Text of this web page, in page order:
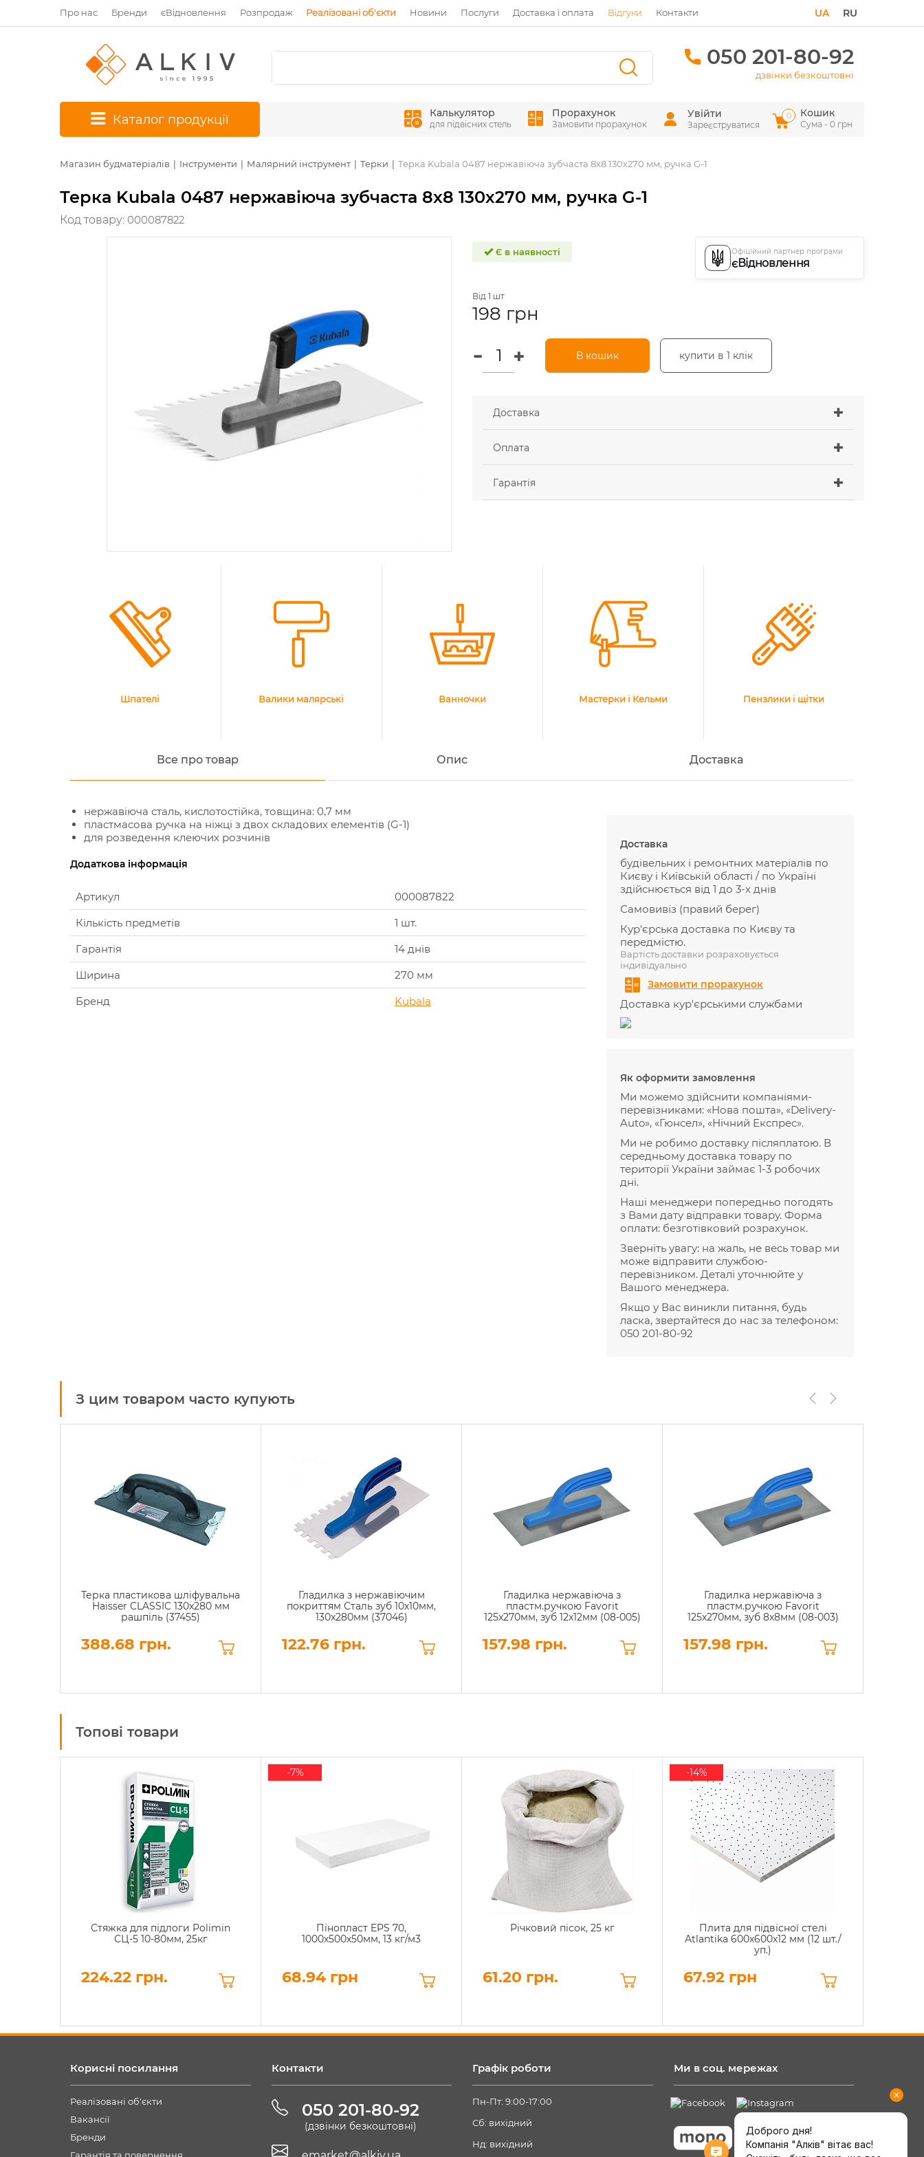
Про нас Бренди єВідновлення Розпродаж Реалізовані об'єкти Новини Послуги Доставка і оплата Відгуки Контакти RU
UA
050 201-80-92
дзвінки безкоштовні
Каталог продукції Калькулятор
для підвісних стель
Прорахунок
Замовити прорахунок
Увійти
Зареєструватися
Кошик
Сума - 0 грн
0
Магазин будматеріалів Інструменти Малярний інструмент Терки Терка Kubala 0487 нержавіюча зубчаста 8x8 130х270 мм, ручка G-1
Терка Kubala 0487 нержавіюча зубчаста 8x8 130х270 мм, ручка G-1
Код товару: 000087822
Є в наявності Офіційний партнер програми
єВідновлення
Від 1 шт
198 грн
В кошик купити в 1 клік
Доставка
Оплата
Гарантія
Шпателі Валики малярські Ванночки Мастерки і Кельми Пензлики і щітки
Все про товар Опис Доставка
нержавіюча сталь, кислотостійка, товщина: 0,7 мм
пластмасова ручка на ніжці з двох складових елементів (G-1)
для розведення клеючих розчинів
Додаткова інформація
Артикул
000087822
Кількість предметів
1 шт.
Гарантія
14 днів
Ширина
270 мм
Бренд
Kubala
Доставка
будівельних і ремонтних матеріалів по
Києву і Київській області / по Україні
здійснюється від 1 до 3-х днів
Самовивіз (правий берег)
Кур'єрська доставка по Києву та
передмістю.
Вартість доставки розраховується
індивідуально
Замовити прорахунок
Доставка кур'єрськими службами
Як оформити замовлення
Ми можемо здійснити компаніями-
перевізниками: «Нова пошта», «Delivery-
Auto», «Гюнсел», «Нічний Експрес».
Ми не робимо доставку післяплатою. В
середньому доставка товару по
території України займає 1-3 робочих
дні.
Наші менеджери попередньо погодять
з Вами дату відправки товару. Форма
оплати: безготівковий розрахунок.
Зверніть увагу: на жаль, не весь товар ми
може відправити службою-
перевізником. Деталі уточнюйте у
Вашого менеджера.
Якщо у Вас виникли питання, будь
ласка, звертайтеся до нас за телефоном:
050 201-80-92
З цим товаром часто купують
Терка пластикова шліфувальна
Haisser CLASSIC 130х280 мм
рашпіль (37455)
388.68 грн.
Гладилка з нержавіючим
покриттям Сталь зуб 10х10мм,
130x280мм (37046)
122.76 грн.
Гладилка нержавіюча з
пластм.ручкою Favorit
125x270мм, зуб 12x12мм (08-005)
157.98 грн.
Гладилка нержавіюча з
пластм.ручкою Favorit
125x270мм, зуб 8x8мм (08-003)
157.98 грн.
Топові товари
Стяжка для підлоги Polimin
СЦ-5 10-80мм, 25кг
224.22 грн.
Пінопласт EPS 70,
1000х500х50мм, 13 кг/м3
68.94 грн
-7%
Річковий пісок, 25 кг
61.20 грн.
Плита для підвісної стелі
Atlantika 600x600x12 мм (12 шт./
уп.)
67.92 грн
-14%
Корисні посилання
Реалізовані об'єкти
Вакансії
Бренди
Контакти
050 201-80-92
(дзвінки безкоштовні)
Графік роботи
Пн-Пт: 9:00-17:00
Сб: вихідний
Нд: вихідний
Ми в соц. мережах